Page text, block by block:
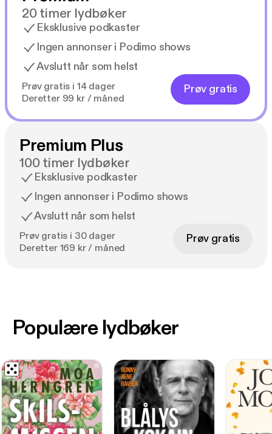
20 timer lydbøker
Eksklusive podkaster
Ingen annonser i Podimo shows
Avslutt når som helst
Prøv gratis i 14 dager
Deretter 99 kr / måned
Prøv gratis
Premium Plus
100 timer lydbøker
Eksklusive podkaster
Ingen annonser i Podimo shows
Avslutt når som helst
Prøv gratis i 30 dager
Deretter 169 kr / måned
Prøv gratis
Populære lydbøker